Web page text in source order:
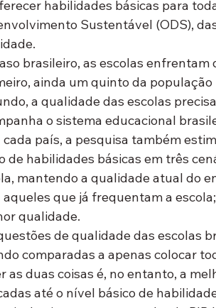
habilidades básicas para
Sustentável (ODS),
brasileiro, as escolas enfrentam
ainda um quinto da
a qualidade das escolas
o sistema educacional
cada país, a pesquisa também
de habilidades básicas em três
mantendo a qualidade atual do
aqueles que já frequentam a
qualidade.
de qualidade das escolas
comparadas a apenas colocar
as duas coisas é, no entanto, a
até o nível básico de